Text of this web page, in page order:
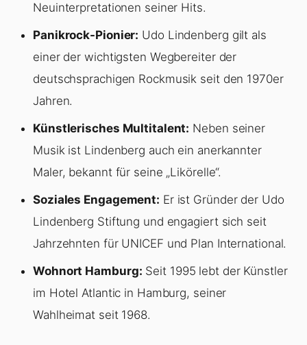
Neuinterpretationen seiner Hits.
Panikrock-Pionier: Udo Lindenberg gilt als
einer der wichtigsten Wegbereiter der
deutschsprachigen Rockmusik seit den 1970er
Jahren.
Künstlerisches Multitalent: Neben seiner
Musik ist Lindenberg auch ein anerkannter
Maler, bekannt für seine „Likörelle“.
Soziales Engagement: Er ist Gründer der Udo
Lindenberg Stiftung und engagiert sich seit
Jahrzehnten für UNICEF und Plan International.
Wohnort Hamburg: Seit 1995 lebt der Künstler
im Hotel Atlantic in Hamburg, seiner
Wahlheimat seit 1968.